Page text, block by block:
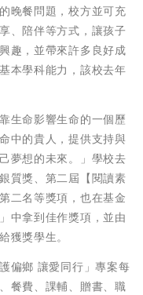
晚餐問題，校方並可充
、陪伴等方式，讓孩子
趣，並帶來許多良好成
本學科能力，該校去年
生命影響生命的一個歷
中的貴人，提供支持與
夢想的未來。」學校去
質獎、第二屆【閱讀素
二名等獎項，也在基金
中拿到佳作獎項，並由
獲獎學生。
偏鄉 讓愛同行」專案每
餐費、課輔、贈書、職